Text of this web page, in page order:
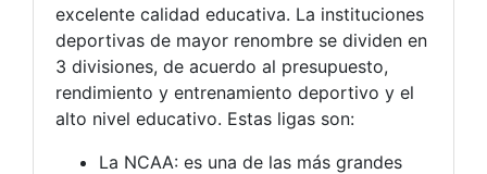
excelente calidad educativa. La instituciones
deportivas de mayor renombre se dividen en
3 divisiones, de acuerdo al presupuesto,
rendimiento y entrenamiento deportivo y el
alto nivel educativo. Estas ligas son:
La NCAA: es una de las más grandes